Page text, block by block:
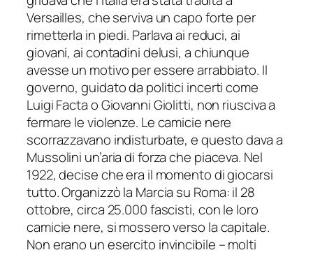
Versailles, che serviva un capo forte per
rimetterla in piedi. Parlava ai reduci, ai
giovani, ai contadini delusi, a chiunque
avesse un motivo per essere arrabbiato. Il
governo, guidato da politici incerti come
Luigi Facta o Giovanni Giolitti, non riusciva a
fermare le violenze. Le camicie nere
scorrazzavano indisturbate, e questo dava a
Mussolini un’aria di forza che piaceva. Nel
1922, decise che era il momento di giocarsi
tutto. Organizzò la Marcia su Roma: il 28
ottobre, circa 25.000 fascisti, con le loro
camicie nere, si mossero verso la capitale.
Non erano un esercito invincibile – molti